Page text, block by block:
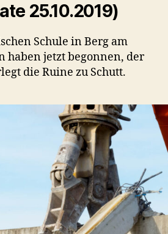
25.10.2019)
Schule in Berg am
haben jetzt begonnen, der
die Ruine zu Schutt.